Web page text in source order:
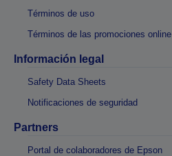
Términos de uso
Términos de las promociones online
Información legal
Safety Data Sheets
Notificaciones de seguridad
Partners
Portal de colaboradores de Epson